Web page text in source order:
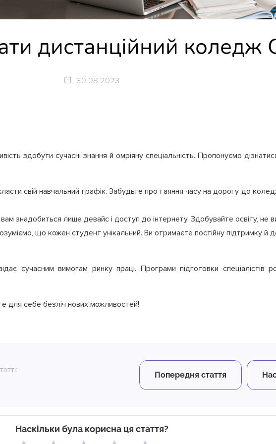
дистанційний коледж
30.08.2023
здобути сучасні знання й омріяну спеціальність. Пропонуємо
свій навчальний графік. Забудьте про гаяння часу на дорогу до
знадобиться лише девайс і доступ до інтернету. Здобувайте освіту, не
що кожен студент унікальний. Ви отримаєте постійну підтримку й
сучасним вимогам ринку праці. Програми підготовки спеціалістів
для себе безліч нових можливостей!
Попередня стаття
Наскільки була корисна ця стаття?